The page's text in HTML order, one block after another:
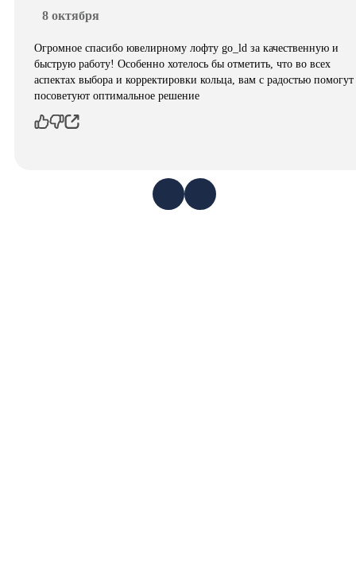
8 октября
Огромное спасибо ювелирному лофту go_ld за качественную и
быструю работу! Особенно хотелось бы отметить, что во всех
аспектах выбора и корректировки кольца, вам с радостью
посоветуют оптимальное решение